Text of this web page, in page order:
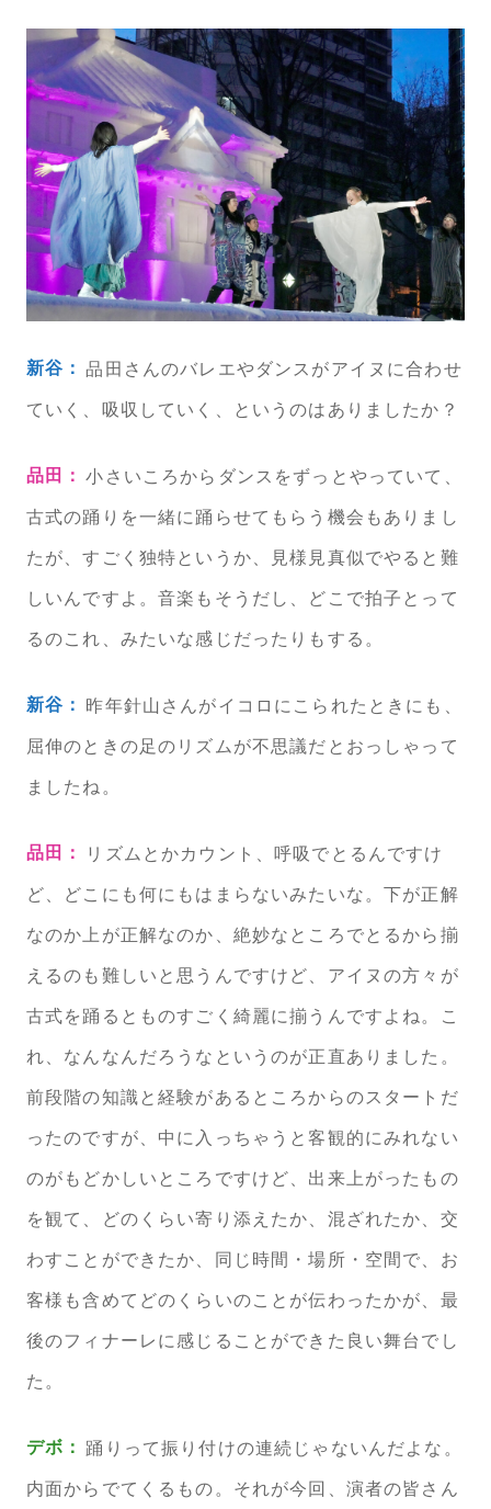
新谷： 品田さんのバレエやダンスがアイヌに合わせ
ていく、吸収していく、というのはありましたか？
品田： 小さいころからダンスをずっとやっていて、
古式の踊りを一緒に踊らせてもらう機会もありまし
たが、すごく独特というか、見様見真似でやると難
しいんですよ。音楽もそうだし、どこで拍子とって
るのこれ、みたいな感じだったりもする。
新谷： 昨年針山さんがイコロにこられたときにも、
屈伸のときの足のリズムが不思議だとおっしゃって
ましたね。
品田： リズムとかカウント、呼吸でとるんですけ
ど、どこにも何にもはまらないみたいな。下が正解
なのか上が正解なのか、絶妙なところでとるから揃
えるのも難しいと思うんですけど、アイヌの方々が
古式を踊るとものすごく綺麗に揃うんですよね。こ
れ、なんなんだろうなというのが正直ありました。
前段階の知識と経験があるところからのスタートだ
ったのですが、中に入っちゃうと客観的にみれない
のがもどかしいところですけど、出来上がったもの
を観て、どのくらい寄り添えたか、混ざれたか、交
わすことができたか、同じ時間・場所・空間で、お
客様も含めてどのくらいのことが伝わったかが、最
後のフィナーレに感じることができた良い舞台でし
た。
デボ： 踊りって振り付けの連続じゃないんだよな。
内面からでてくるもの。それが今回、演者の皆さん